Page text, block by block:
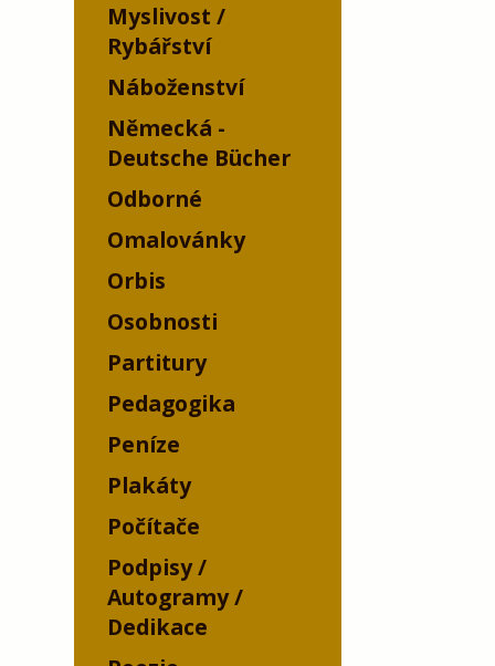
Myslivost /
Rybářství
Náboženství
Německá -
Deutsche Bücher
Odborné
Omalovánky
Orbis
Osobnosti
Partitury
Pedagogika
Peníze
Plakáty
Počítače
Podpisy /
Autogramy /
Dedikace